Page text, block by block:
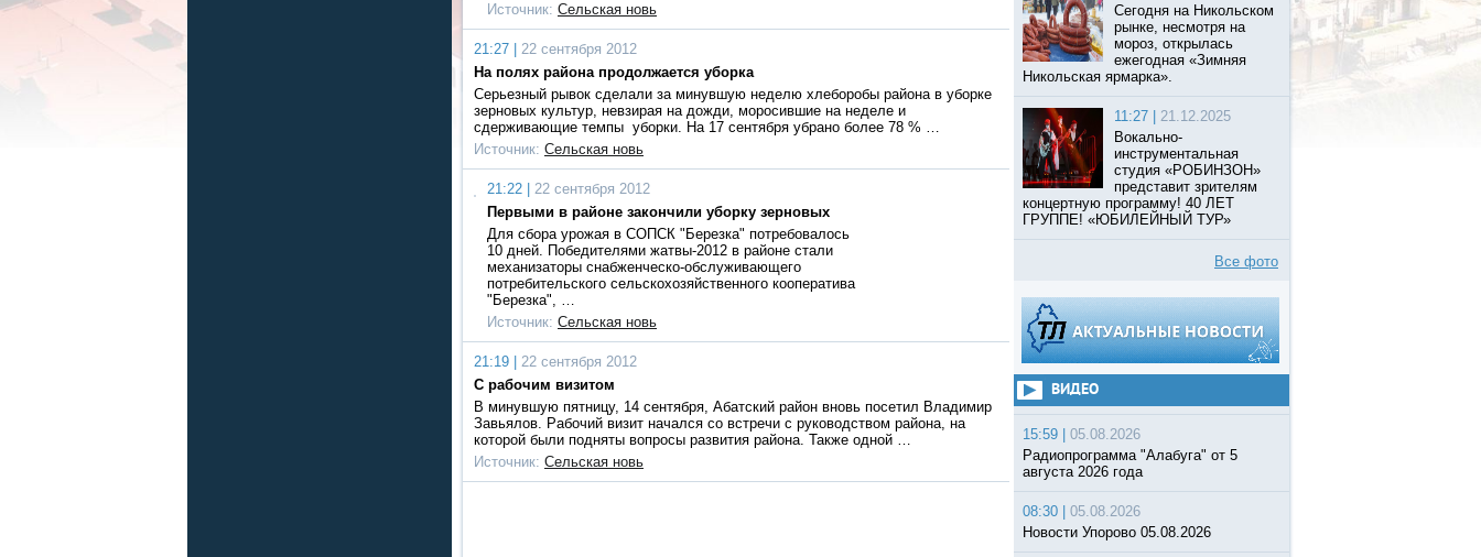
Источник: Сельская новь
21:27 |
22 сентября 2012
На полях района продолжается уборка
Серьезный рывок сделали за минувшую неделю хлеборобы района в уборке
зерновых культур, невзирая на дожди, моросившие на неделе и
сдерживающие темпы уборки. На 17 сентября убрано более 78 % …
Источник: Сельская новь
21:22 |
22 сентября 2012
Первыми в районе закончили уборку зерновых
Для сбора урожая в СОПСК "Березка" потребовалось
10 дней. Победителями жатвы-2012 в районе стали
механизаторы снабженческо-обслуживающего
потребительского сельскохозяйственного кооператива
"Березка", …
Источник: Сельская новь
21:19 |
22 сентября 2012
С рабочим визитом
В минувшую пятницу, 14 сентября, Абатский район вновь посетил Владимир
Завьялов. Рабочий визит начался со встречи с руководством района, на
которой были подняты вопросы развития района. Также одной …
Источник: Сельская новь
Сегодня на Никольском
рынке, несмотря на
мороз, открылась
ежегодная «Зимняя
Никольская ярмарка».
11:27 |
21.12.2025
Вокально-
инструментальная
студия «РОБИНЗОН»
представит зрителям
концертную программу! 40 ЛЕТ
ГРУППЕ! «ЮБИЛЕЙНЫЙ ТУР»
Все фото
ВИДЕО
15:59 |
05.08.2026
Радиопрограмма "Алабуга" от 5
августа 2026 года
08:30 |
05.08.2026
Новости Упорово 05.08.2026